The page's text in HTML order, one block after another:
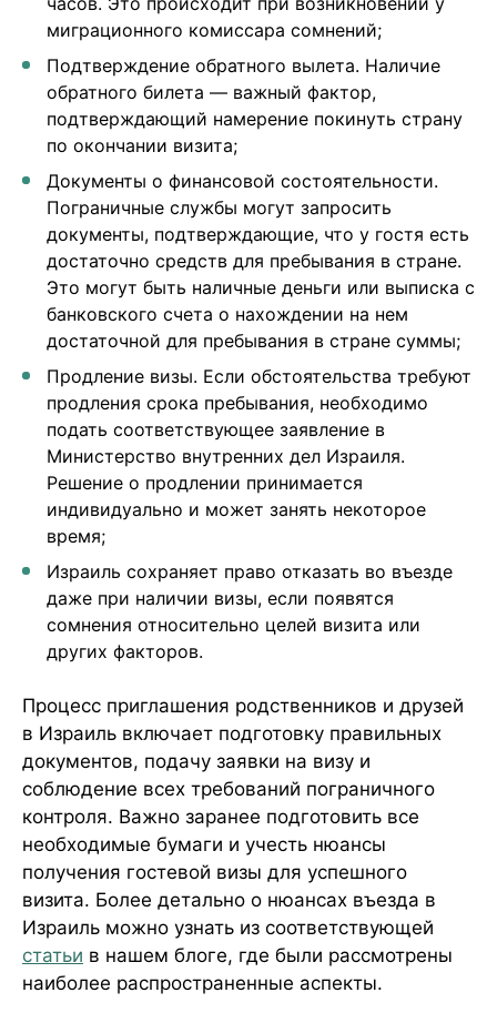
миграционного комиссара сомнений;
Подтверждение обратного вылета. Наличие
обратного билета — важный фактор,
подтверждающий намерение покинуть страну
по окончании визита;
Документы о финансовой состоятельности.
Пограничные службы могут запросить
документы, подтверждающие, что у гостя есть
достаточно средств для пребывания в стране.
Это могут быть наличные деньги или выписка с
банковского счета о нахождении на нем
достаточной для пребывания в стране суммы;
Продление визы. Если обстоятельства требуют
продления срока пребывания, необходимо
подать соответствующее заявление в
Министерство внутренних дел Израиля.
Решение о продлении принимается
индивидуально и может занять некоторое
время;
Израиль сохраняет право отказать во въезде
даже при наличии визы, если появятся
сомнения относительно целей визита или
других факторов.
Процесс приглашения родственников и друзей
в Израиль включает подготовку правильных
документов, подачу заявки на визу и
соблюдение всех требований пограничного
контроля. Важно заранее подготовить все
необходимые бумаги и учесть нюансы
получения гостевой визы для успешного
визита. Более детально о нюансах въезда в
Израиль можно узнать из соответствующей
статьи в нашем блоге, где были рассмотрены
наиболее распространенные аспекты.